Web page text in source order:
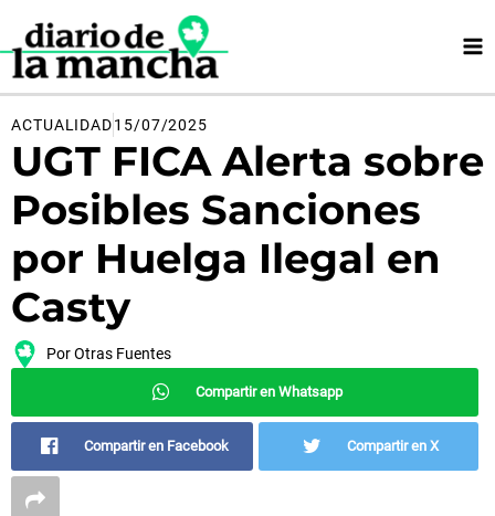
contenido
ACTUALIDAD15/07/2025
UGT FICA Alerta sobre
Posibles Sanciones
por Huelga Ilegal en
Casty
PorOtras Fuentes
Compartir en Whatsapp
Compartir en Facebook Compartir en X